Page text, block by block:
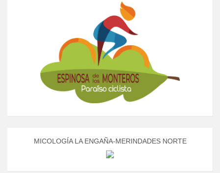
MICOLOGÍA LA ENGAÑA-MERINDADES NORTE